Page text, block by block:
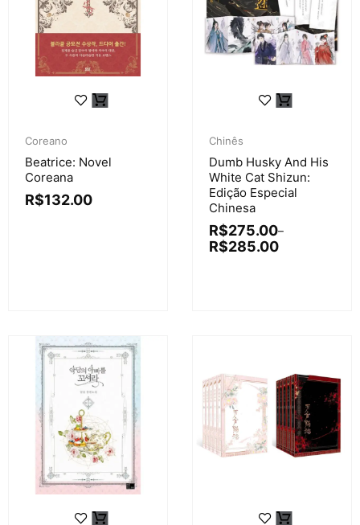
Coreano
Beatrice: Novel
Coreana
R$132.00
Chinês
Dumb Husky And His
White Cat Shizun:
Edição Especial
Chinesa
R$275.00–
R$285.00